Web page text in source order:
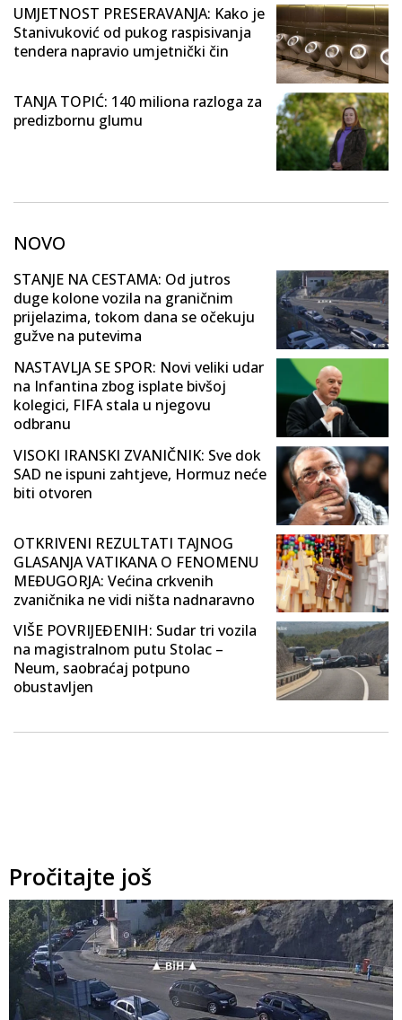
UMJETNOST PRESERAVANJA: Kako je
Stanivuković od pukog raspisivanja
tendera napravio umjetnički čin
TANJA TOPIĆ: 140 miliona razloga za
predizbornu glumu
NOVO
STANJE NA CESTAMA: Od jutros
duge kolone vozila na graničnim
prijelazima, tokom dana se očekuju
gužve na putevima
NASTAVLJA SE SPOR: Novi veliki udar
na Infantina zbog isplate bivšoj
kolegici, FIFA stala u njegovu
odbranu
VISOKI IRANSKI ZVANIČNIK: Sve dok
SAD ne ispuni zahtjeve, Hormuz neće
biti otvoren
OTKRIVENI REZULTATI TAJNOG
GLASANJA VATIKANA O FENOMENU
MEĐUGORJA: Većina crkvenih
zvaničnika ne vidi ništa nadnaravno
VIŠE POVRIJEĐENIH: Sudar tri vozila
na magistralnom putu Stolac –
Neum, saobraćaj potpuno
obustavljen
Pročitajte još